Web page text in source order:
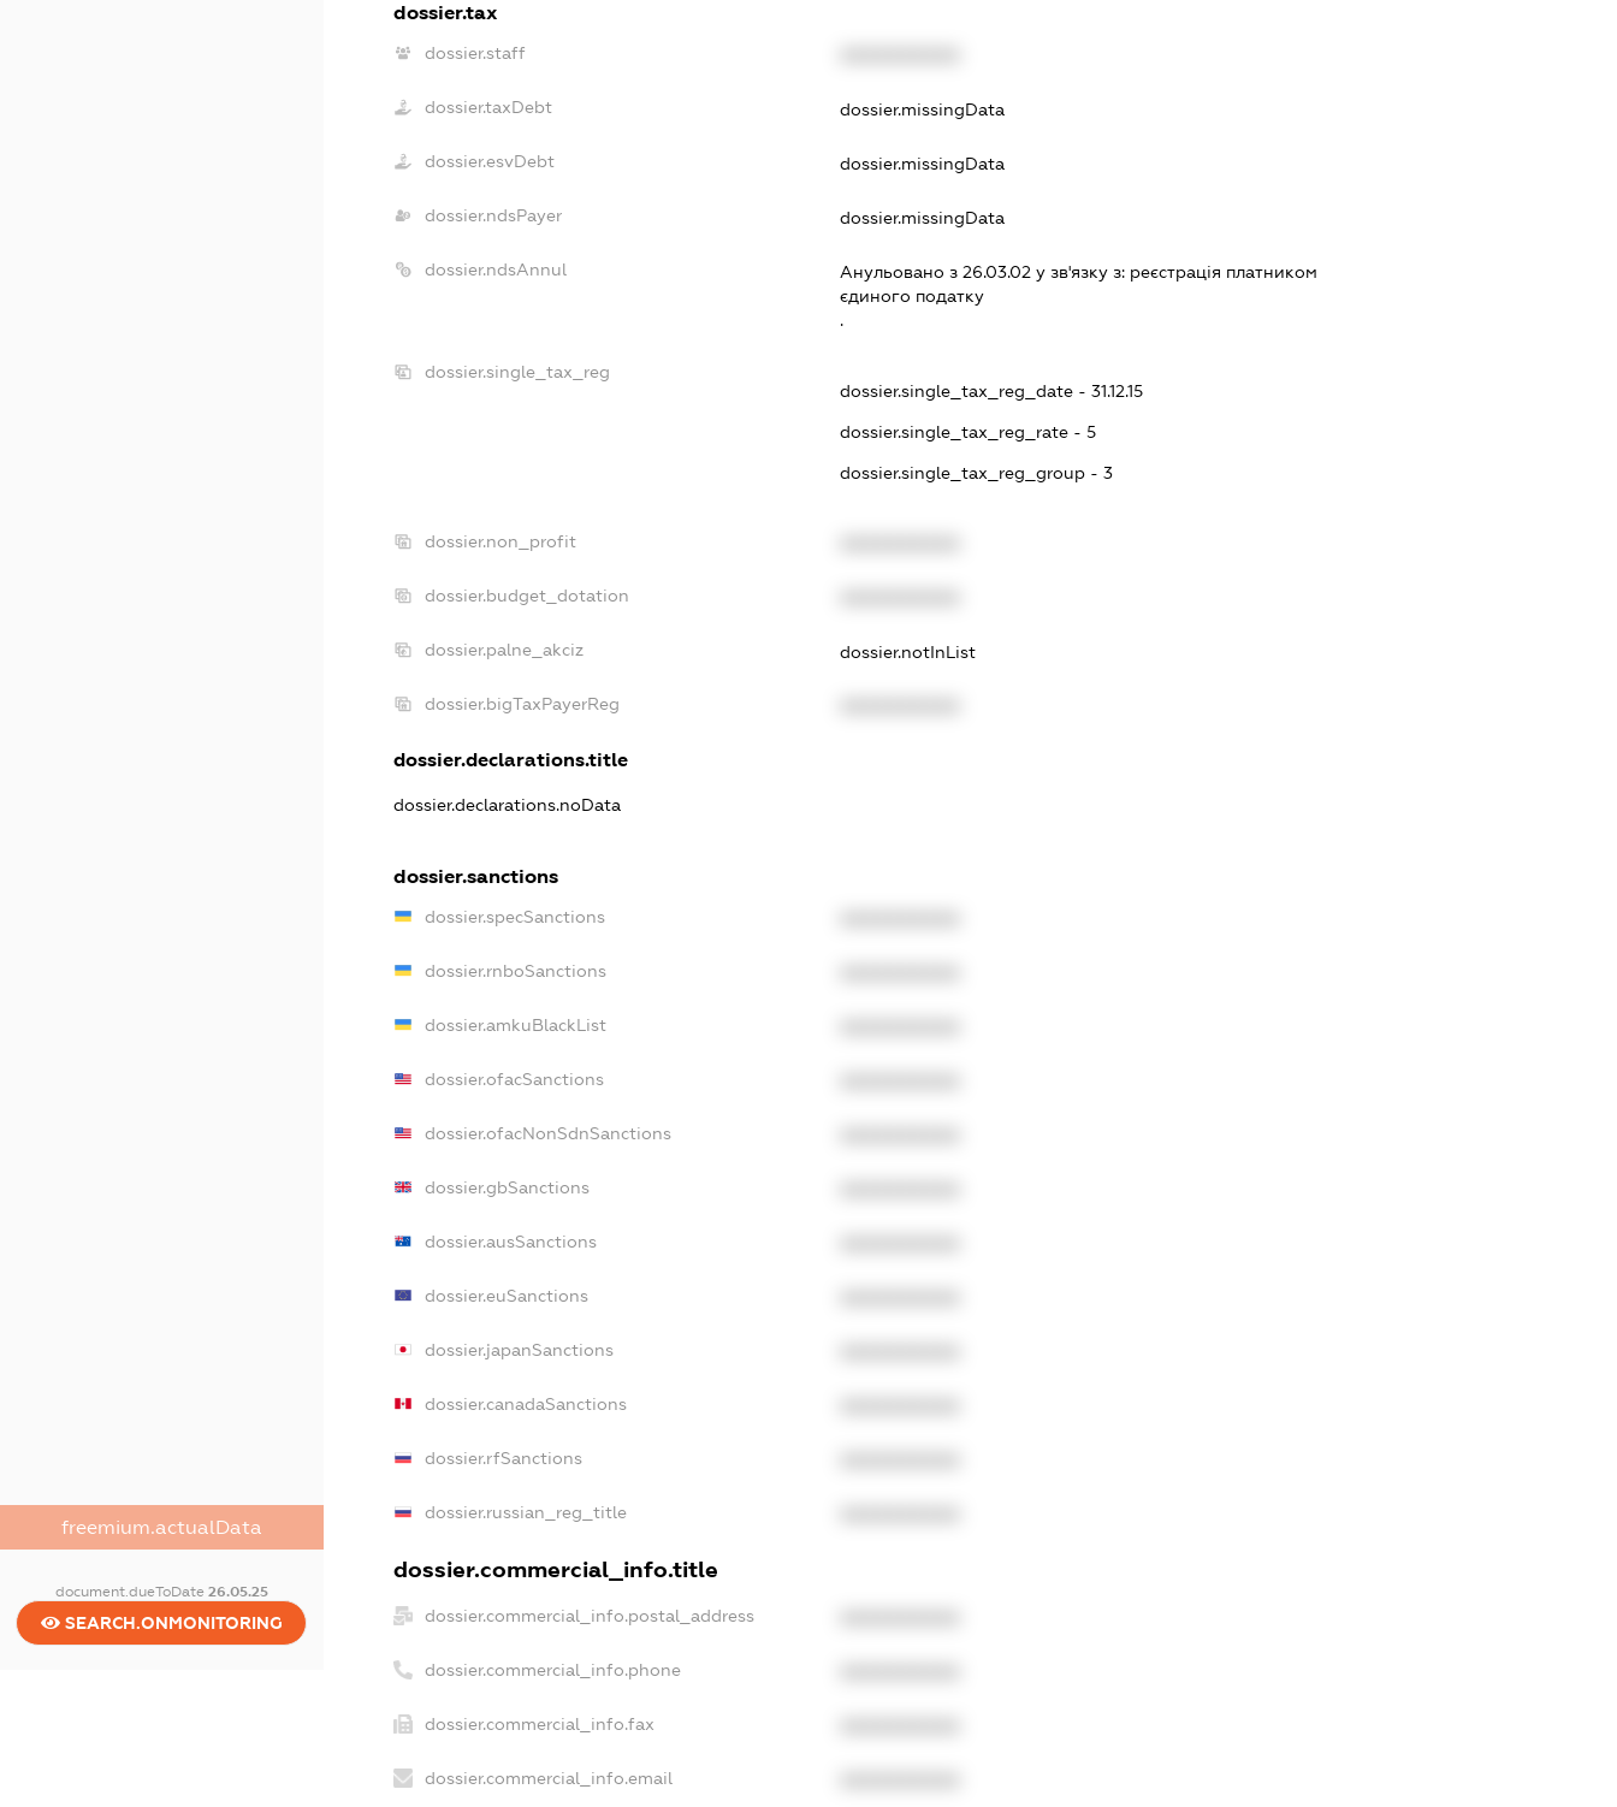
freemium.actualData
document.dueToDate 26.05.25
SEARCH.ONMONITORING
dossier.tax
dossier.staff
dossier.taxDebt dossier.missingData
dossier.esvDebt dossier.missingData
dossier.ndsPayer dossier.missingData
dossier.ndsAnnul Анульовано з 26.03.02 у зв'язку з: реєстрацiя платником
єдиного податку
.
dossier.single_tax_reg
dossier.single_tax_reg_date - 31.12.15
dossier.single_tax_reg_rate - 5
dossier.single_tax_reg_group - 3
dossier.non_profit
dossier.budget_dotation
dossier.palne_akciz dossier.notInList
dossier.bigTaxPayerReg
dossier.declarations.title
dossier.declarations.noData
dossier.sanctions
dossier.specSanctions
dossier.rnboSanctions
dossier.amkuBlackList
dossier.ofacSanctions
dossier.ofacNonSdnSanctions
dossier.gbSanctions
dossier.ausSanctions
dossier.euSanctions
dossier.japanSanctions
dossier.canadaSanctions
dossier.rfSanctions
dossier.russian_reg_title
dossier.commercial_info.title
dossier.commercial_info.postal_address
dossier.commercial_info.phone
dossier.commercial_info.fax
dossier.commercial_info.email